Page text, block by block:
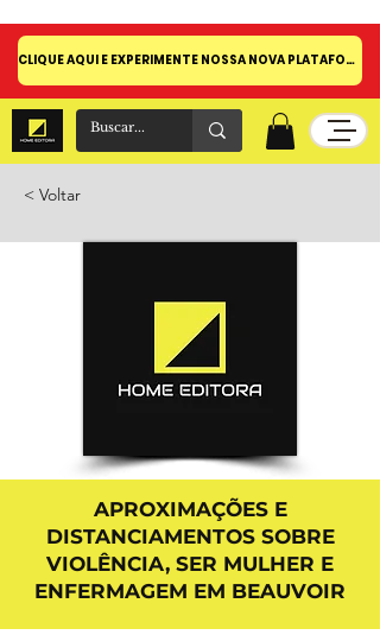
CLIQUE AQUI E EXPERIMENTE NOSSA NOVA PLATAFORMA!
< Voltar
APROXIMAÇÕES E
DISTANCIAMENTOS SOBRE
VIOLÊNCIA, SER MULHER E
ENFERMAGEM EM BEAUVOIR